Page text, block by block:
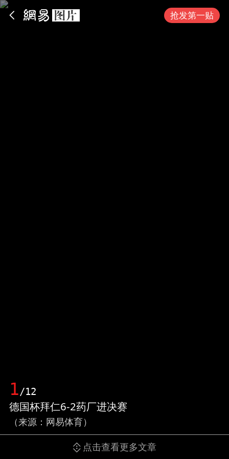
抢发第一贴
1/12
德国杯拜仁6-2药厂进决赛
（来源：网易体育）
点击查看更多文章
App内打开